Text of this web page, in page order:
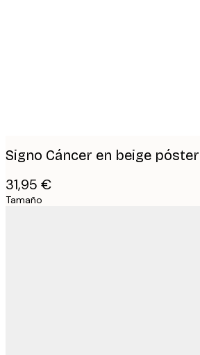
Signo Cáncer en beige
31,95 €
Tamaño